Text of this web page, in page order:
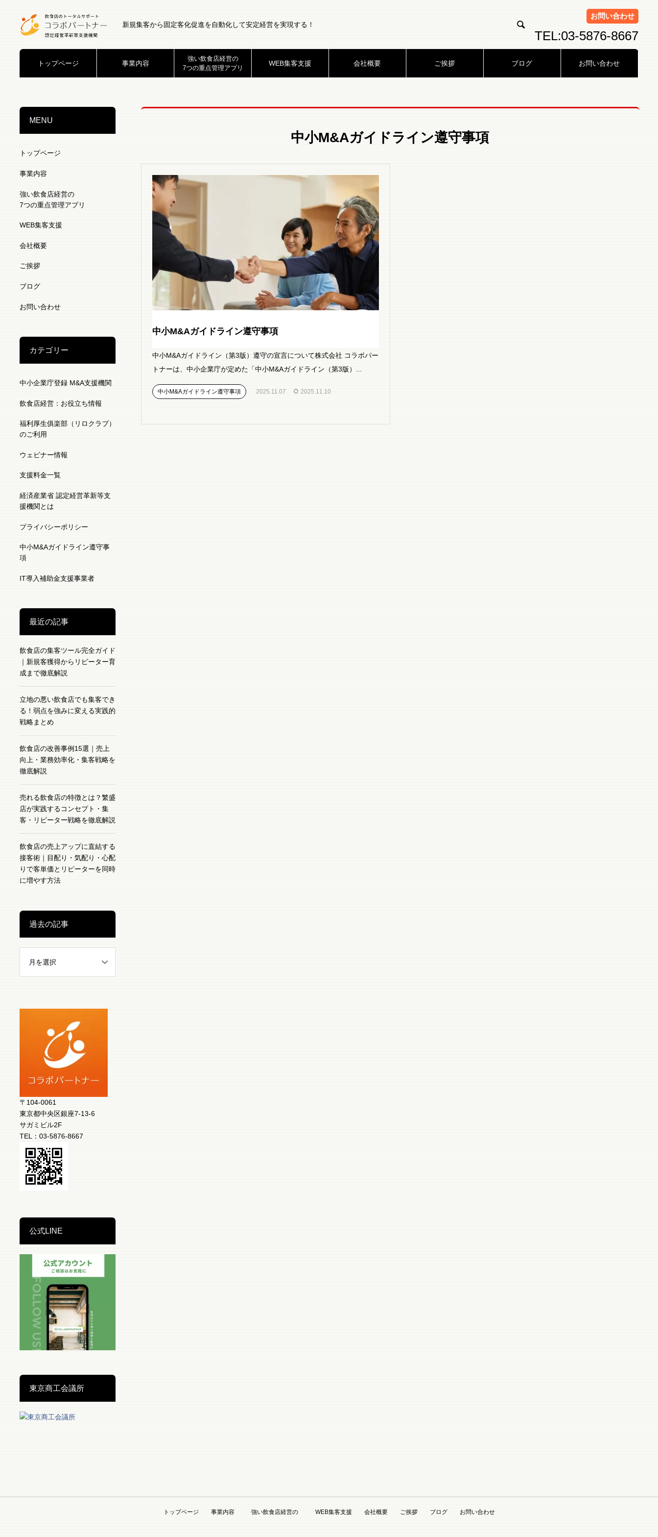
新規集客から固定客化促進を自動化して安定経営を実現する！ 
TEL:03-5876-8667
お問い合わせ
トップページ 事業内容
強い飲食店経営の
7つの重点管理アプリ
WEB集客支援 会社概要 ご挨拶 ブログ お問い合わせ
中小M&Aガイドライン遵守事項
中小M&Aガイドライン遵守事項
中小M&Aガイドライン（第3版）遵守の宣言について株式会社 コラボパー
トナーは、中小企業庁が定めた「中小M&Aガイドライン（第3版）...
中小M&Aガイドライン遵守事項 2025.11.07 2025.11.10
MENU
トップページ
事業内容
強い飲食店経営の
7つの重点管理アプリ
WEB集客支援
会社概要
ご挨拶
ブログ
お問い合わせ
カテゴリー
中小企業庁登録 M&A支援機関
飲食店経営：お役立ち情報
福利厚生俱楽部（リロクラブ）
のご利用
ウェビナー情報
支援料金一覧
経済産業省 認定経営革新等支
援機関とは
プライバシーポリシー
中小M&Aガイドライン遵守事
項
IT導入補助金支援事業者
最近の記事
飲食店の集客ツール完全ガイド
｜新規客獲得からリピーター育
成まで徹底解説
立地の悪い飲食店でも集客でき
る！弱点を強みに変える実践的
戦略まとめ
飲食店の改善事例15選｜売上
向上・業務効率化・集客戦略を
徹底解説
売れる飲食店の特徴とは？繁盛
店が実践するコンセプト・集
客・リピーター戦略を徹底解説
飲食店の売上アップに直結する
接客術｜目配り・気配り・心配
りで客単価とリピーターを同時
に増やす方法
過去の記事
〒104-0061
東京都中央区銀座7-13-6
サガミビル2F
TEL：03-5876-8667
公式LINE
東京商工会議所
トップページ 事業内容 強い飲食店経営の WEB集客支援 会社概要 ご挨拶 ブログ お問い合わせ